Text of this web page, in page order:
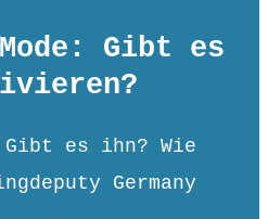
Gibt es
Gibt es ihn? Wie
Germany